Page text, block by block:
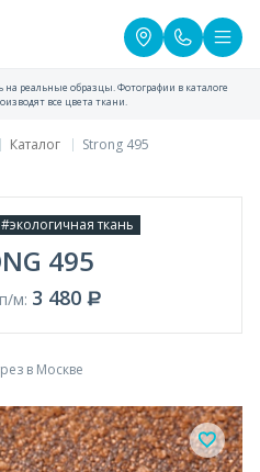
реальные образцы. Фотографии в каталоге
все цвета ткани.
Каталог Strong 495
#экологичная ткань
495
м: 3 480
в Москве